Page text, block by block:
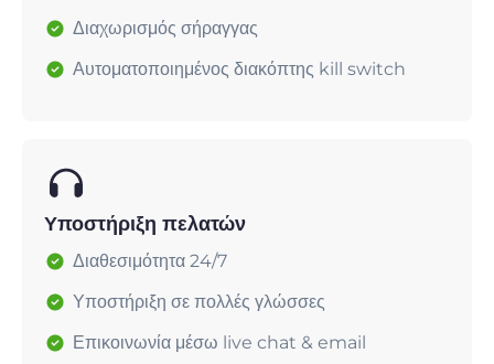
Διαχωρισμός σήραγγας
Αυτοματοποιημένος διακόπτης kill switch
Υποστήριξη πελατών
Διαθεσιμότητα 24/7
Υποστήριξη σε πολλές γλώσσες
Επικοινωνία μέσω live chat & email